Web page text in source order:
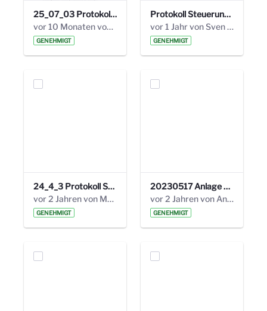
25_07_03 Protokoll Steuerungskreis.pdf
vor 10 Monaten von Alexander Orlowski
GENEHMIGT
Protokoll Steuerungskreis_06.02.2025 .pdf
vor 1 Jahr von Sven Hitzler
GENEHMIGT
24_4_3 Protokoll Steuerungskreis.pdf
vor 2 Jahren von Marcel Eckert
GENEHMIGT
20230517 Anlage 1_35. Steuerungskreis.pdf
vor 2 Jahren von Anni Schlumberger
GENEHMIGT